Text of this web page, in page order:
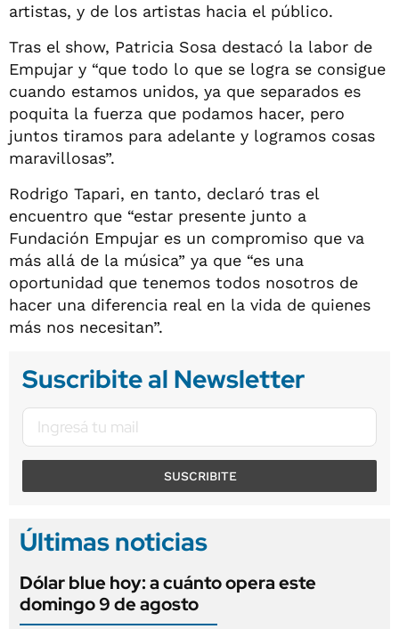
artistas, y de los artistas hacia el público.
Tras el show, Patricia Sosa destacó la labor de
Empujar y “que todo lo que se logra se consigue
cuando estamos unidos, ya que separados es
poquita la fuerza que podamos hacer, pero
juntos tiramos para adelante y logramos cosas
maravillosas”.
Rodrigo Tapari, en tanto, declaró tras el
encuentro que “estar presente junto a
Fundación Empujar es un compromiso que va
más allá de la música” ya que “es una
oportunidad que tenemos todos nosotros de
hacer una diferencia real en la vida de quienes
más nos necesitan”.
Suscribite al Newsletter
SUSCRIBITE
Últimas noticias
Dólar blue hoy: a cuánto opera este
domingo 9 de agosto